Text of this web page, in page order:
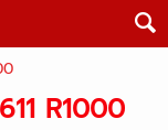
R1000